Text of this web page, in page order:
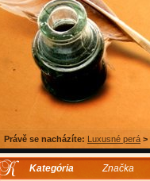
Právě se nacházíte: Luxusné perá >
Kategória Značka